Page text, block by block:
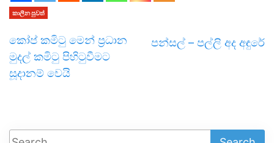
කාලීන පුවත්
කෝප් කමිටු මෙන් ප්‍රධාන
මුදල් කමිටු පිහිටුවීමට
සූදානම් වෙයි
පන්සල් – පල්ලි අද අඳුරේ